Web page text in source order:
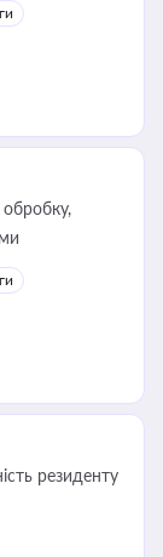
обробку,
резиденту